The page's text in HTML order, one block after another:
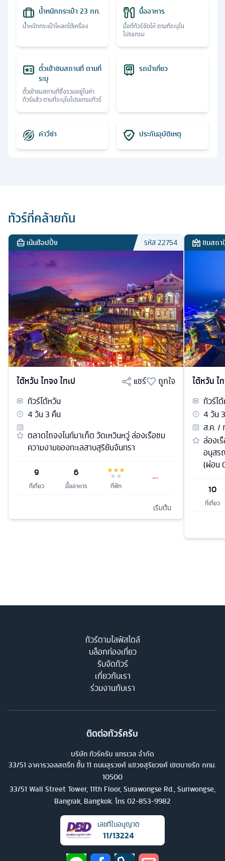
น้ำหนักกระเป๋า 23 กก.
น้ำหนักกระเป๋าโหลดใต้เครื่อง
มื้ออาหาร
มื้อที่ทัวร์จัดให้ ตามที่ระบุใน
โปรแกรม
ตั๋วเข้าชมสถานที่ ตามที่
ระบุ
ตั๋วเข้าชมสถานที่ซึ่งรวมอยู่ในค่า
ทัวร์แล้ว ตามที่ระบุในโปรแกรมทัวร์
รถนำเที่ยว
ค่าวีซ่า ประกันอุบัติเหตุ
ทัวร์ที่คล้ายกัน
เน้นช้อปปิ้ง รหัส22754
ไต้หวัน ไทจง ไทเป แชร์
ถูกใจ
ทัวร์ไต้หวัน
4วัน3 คืน
ตลาดไถจงไนท์มาเก็ต วัดเหวินหวู่ ล่องเรือชม
ความงามของทะเลสาบสุริยันจันทรา
9
ที่เที่ยว
6
มื้ออาหาร ที่พัก
เริ่มต้น
ชมสถ
ไต้หวัน ไ
ทัวร์ไ
4วัน3
ส.ค. /
ล่องเ
อนุสร
(ผ่อน
10
ที่เที่ยว
ทัวร์ตามไลฟ์สไตล์
บล็อกท่องเที่ยว
รับจัดทัวร์
เกี่ยวกับเรา
ร่วมงานกับเรา
ติดต่อทัวร์ครับ
บริษัท ทัวร์ครับ แทรเวล จำกัด
33/51 อาคารวอลสตรีท ชั้น 11 ถนนสุรวงศ์ แขวงสุริยวงศ์ เขตบางรัก กทม.
10500
33/51 Wall Street Tower, 11th Floor, Surawongse Rd., Suriwongse,
Bangrak, Bangkok. โทร 02-853-9982
เลขที่ใบอนุญาต
11/13224